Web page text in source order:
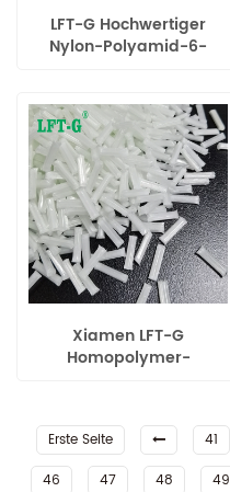
LFT-G Hochwertiger
Nylon-Polyamid-6-
Kunststoff
Xiamen LFT-G
Homopolymer-
Verbindungen
Erste Seite 41
46
47 48 49